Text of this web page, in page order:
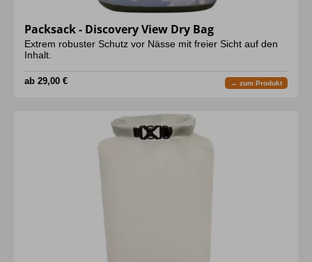
Packsack - Discovery View Dry Bag
Extrem robuster Schutz vor Nässe mit freier Sicht auf den
Inhalt.
ab 29,00 € → zum Produkt